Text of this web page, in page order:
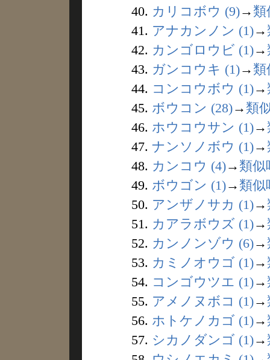
40. カリコボウ (9)→ 類
41. アナカンノン (1)→
42. カンゴロウビ (1)→
43. ガンコウキ (1)→ 類
44. コンコウボウ (1)→
45. ボウコン (28)→ 類
46. ホウコウサン (1)→
47. ナンソノボウ (1)→
48. カンコウ (4)→ 類似
49. ボウゴン (1)→ 類似
50. アンザノサカ (1)→
51. カアラボウズ (1)→
52. カンノンゾウ (6)→
53. カミノオウゴ (1)→
54. コンゴウツエ (1)→
55. アメノヌボコ (1)→
56. ホトケノカゴ (1)→
57. シカノダンゴ (1)→